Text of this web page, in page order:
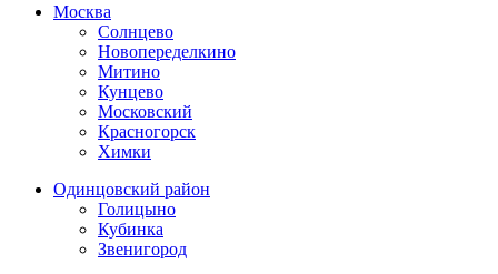
Москва
Солнцево
Новопеределкино
Митино
Кунцево
Московский
Красногорск
Химки
Одинцовский район
Голицыно
Кубинка
Звенигород